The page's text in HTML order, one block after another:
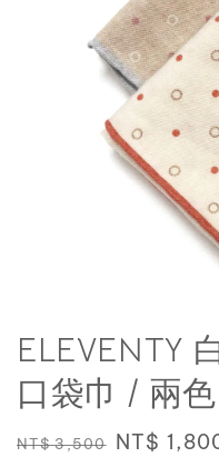
ELEVENTY
口袋巾 / 兩色
Regular
NT$ 3,500 Sale
NT$